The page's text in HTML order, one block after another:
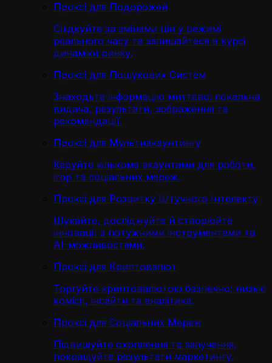
Проксі для Подорожей
Слідкуйте за змінами цін у режимі
реального часу та залишайтеся в курсі
динаміки ринку.
Проксі для Пошукових Систем
Знаходьте інформацію миттєво: локальна
видача, результати, зображення та
рекомендації.
Проксі для Мультиакаунтингу
Керуйте кількома акаунтами для роботи,
ігор та соціальних мереж.
Проксі для Розвитку Штучного Інтелекту
Шукайте, досліджуйте й створюйте
інновації з потужними інструментами та
AI-можливостями.
Проксі для Криптовалют
Торгуйте криптовалютою безпечно: низькі
комісії, інсайти та аналітика.
Проксі для Соціальних Мереж
Підвищуйте охоплення та залучення,
покращуйте результати маркетингу.